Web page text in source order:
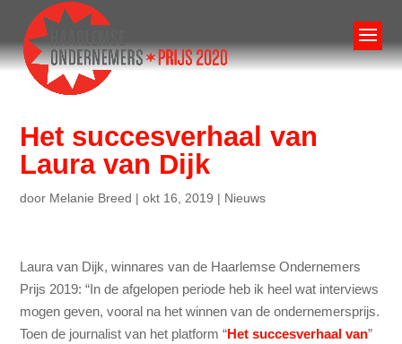
Het succesverhaal van
Laura van Dijk
door Melanie Breed |okt 16, 2019 | Nieuws
Laura van Dijk, winnares van de Haarlemse Ondernemers
Prijs 2019: “In de afgelopen periode heb ik heel wat interviews
mogen geven, vooral na het winnen van de ondernemersprijs.
Toen de journalist van het platform “Het succesverhaal van”